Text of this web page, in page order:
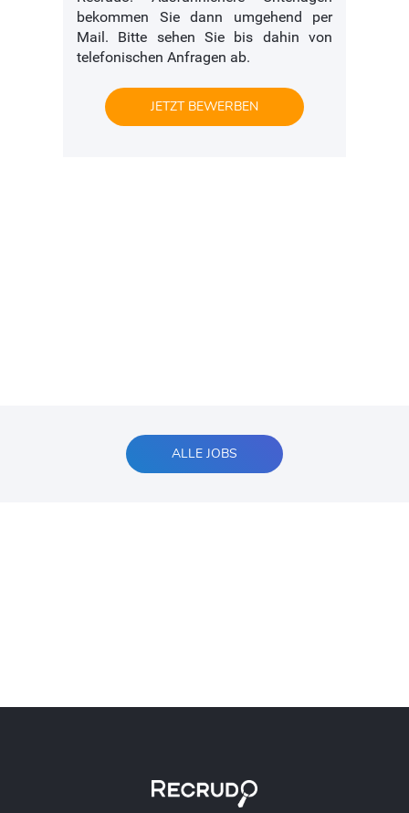
bekommen Sie dann umgehend per
Mail. Bitte sehen Sie bis dahin von
telefonischen Anfragen ab.
JETZT BEWERBEN
ALLE JOBS